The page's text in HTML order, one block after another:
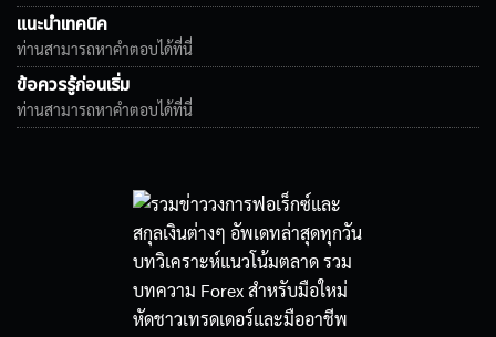
แนะนำเทคนิค
ท่านสามารถหาคำตอบได้ที่นี่
ข้อควรรู้ก่อนเริ่ม
ท่านสามารถหาคำตอบได้ที่นี่